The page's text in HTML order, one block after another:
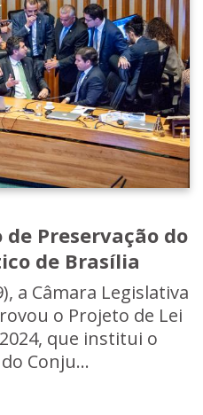
de Preservação do
de Brasília
a Câmara Legislativa
o Projeto de Lei
que institui o
Conju...